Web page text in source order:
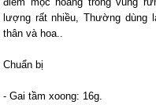
lượng rất nhiều, Thường dùng
thân và hoa..
Chuẩn bị
- Gai tầm xoong: 16g.